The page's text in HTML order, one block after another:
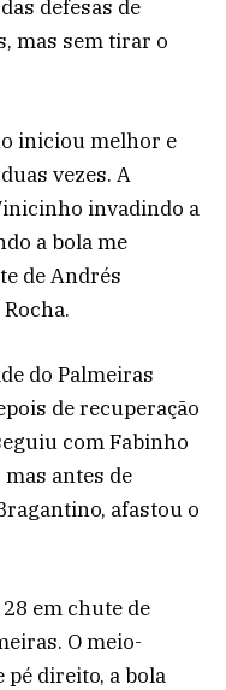
defesas de
mas sem tirar o
iniciou melhor e
vezes. A
invadindo a
a bola me
de Andrés
do Palmeiras
de recuperação
com Fabinho
antes de
afastou o
em chute de
O meio-
pé direito, a bola